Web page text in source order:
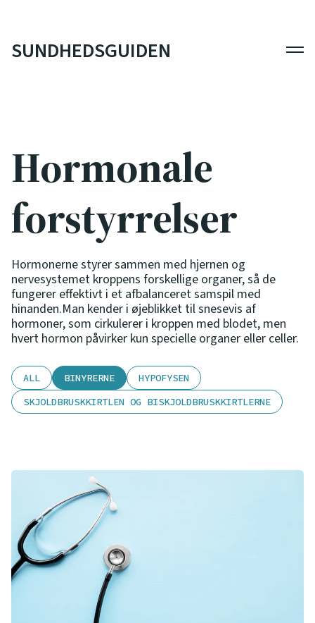
SUNDHEDSGUIDEN
Hormonale
forstyrrelser
Hormonerne styrer sammen med hjernen og
nervesystemet kroppens forskellige organer, så de
fungerer effektivt i et afbalanceret samspil med
hinanden.Man kender i øjeblikket til snesevis af
hormoner, som cirkulerer i kroppen med blodet, men
hvert hormon påvirker kun specielle organer eller celler.
ALL BINYRERNE
HYPOFYSEN
SKJOLDBRUSKKIRTLEN OG BISKJOLDBRUSKKIRTLERNE